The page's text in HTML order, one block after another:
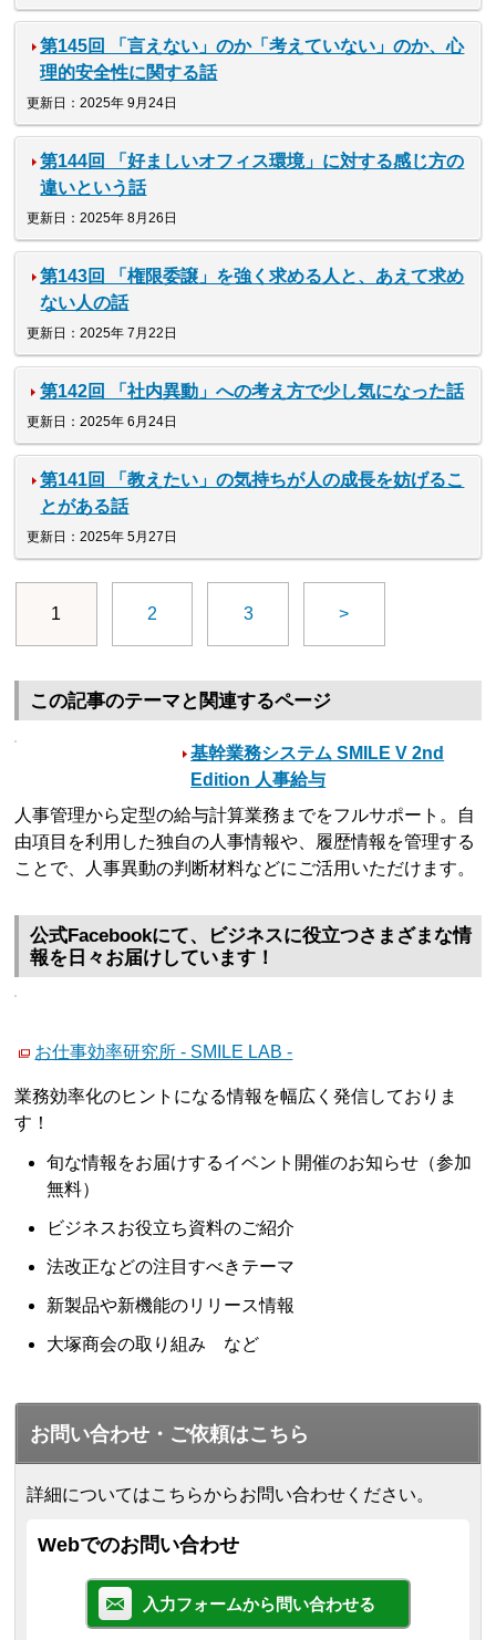
第145回 「言えない」のか「考えていない」のか、心
理的安全性に関する話
更新日：2025年 9月24日
第144回 「好ましいオフィス環境」に対する感じ方の
違いという話
更新日：2025年 8月26日
第143回 「権限委譲」を強く求める人と、あえて求め
ない人の話
更新日：2025年 7月22日
第142回 「社内異動」への考え方で少し気になった話
更新日：2025年 6月24日
第141回 「教えたい」の気持ちが人の成長を妨げるこ
とがある話
更新日：2025年 5月27日
1 2 3 >
この記事のテーマと関連するページ
基幹業務システム SMILE V 2nd
Edition 人事給与
人事管理から定型の給与計算業務までをフルサポート。自
由項目を利用した独自の人事情報や、履歴情報を管理する
ことで、人事異動の判断材料などにご活用いただけます。
公式Facebookにて、ビジネスに役立つさまざまな情
報を日々お届けしています！
お仕事効率研究所 - SMILE LAB -
業務効率化のヒントになる情報を幅広く発信しておりま
す！
旬な情報をお届けするイベント開催のお知らせ（参加
無料）
ビジネスお役立ち資料のご紹介
法改正などの注目すべきテーマ
新製品や新機能のリリース情報
大塚商会の取り組み など
お問い合わせ・ご依頼はこちら
詳細についてはこちらからお問い合わせください。
Webでのお問い合わせ
入力フォームから問い合わせる